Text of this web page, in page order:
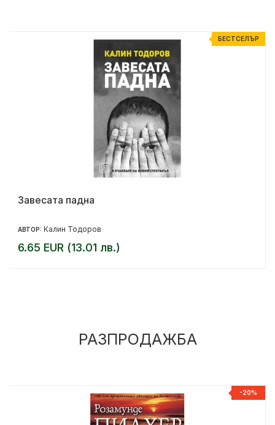
БЕСТСЕЛЪР
Завесата падна
АВТОР: Калин Тодоров
6.65 EUR (13.01 лв.)
РАЗПРОДАЖБА
-20%